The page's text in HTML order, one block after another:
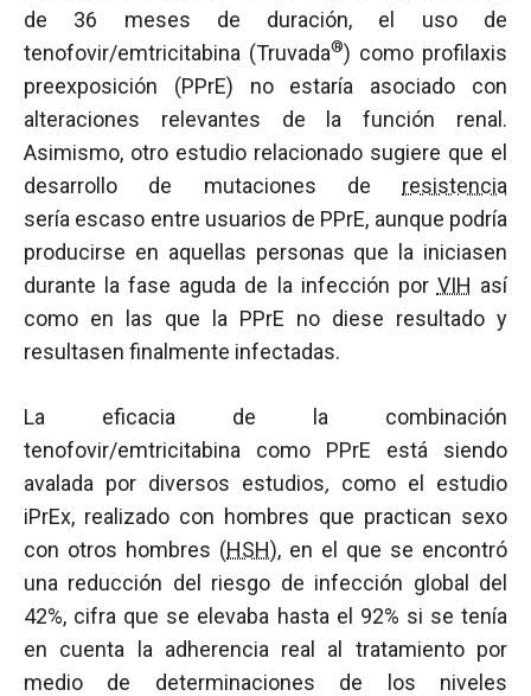
de 36 meses de duración, el uso de
tenofovir/emtricitabina (Truvada®) como profilaxis
preexposición (PPrE) no estaría asociado con
alteraciones relevantes de la función renal.
Asimismo, otro estudio relacionado sugiere que el
desarrollo de mutaciones de resistencia
sería escaso entre usuarios de PPrE, aunque podría
producirse en aquellas personas que la iniciasen
durante la fase aguda de la infección por VIH así
como en las que la PPrE no diese resultado y
resultasen finalmente infectadas.
La eficacia de la combinación
tenofovir/emtricitabina como PPrE está siendo
avalada por diversos estudios, como el estudio
iPrEx, realizado con hombres que practican sexo
con otros hombres (HSH), en el que se encontró
una reducción del riesgo de infección global del
42%, cifra que se elevaba hasta el 92% si se tenía
en cuenta la adherencia real al tratamiento por
medio de determinaciones de los niveles